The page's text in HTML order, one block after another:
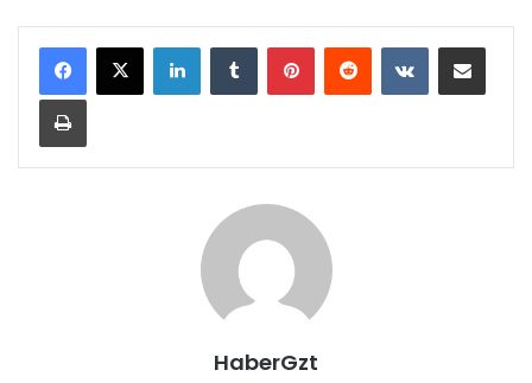
LinkedInTumblr PinterestReddit VKontakteE-Posta ile paylaş
Yazdır
HaberGzt